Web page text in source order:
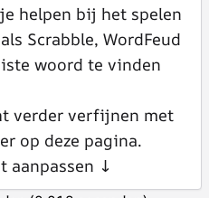
helpen bij het spelen
Scrabble, WordFeud
woord te vinden
verder verfijnen met
op deze pagina.
aanpassen ↓